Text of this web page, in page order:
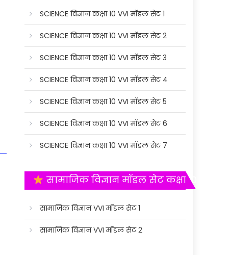
SCIENCE विज्ञान कक्षा 10 VVI मॉडल सेट 1
SCIENCE विज्ञान कक्षा 10 VVI मॉडल सेट 2
SCIENCE विज्ञान कक्षा 10 VVI मॉडल सेट 3
SCIENCE विज्ञान कक्षा 10 VVI मॉडल सेट 4
SCIENCE विज्ञान कक्षा 10 VVI मॉडल सेट 5
SCIENCE विज्ञान कक्षा 10 VVI मॉडल सेट 6
SCIENCE विज्ञान कक्षा 10 VVI मॉडल सेट 7
सामाजिक विज्ञान मॉडल सेट कक्षा 10
सामाजिक विज्ञान VVI मॉडल सेट 1
सामाजिक विज्ञान VVI मॉडल सेट 2